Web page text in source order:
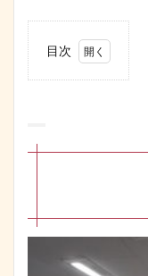
目次
0.0.1